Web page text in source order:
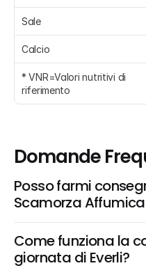
Sale
Calcio
* VNR=Valori nutritivi di
riferimento
Domande
Posso farmi
Scamorza
Come funziona la
giornata di Everli?